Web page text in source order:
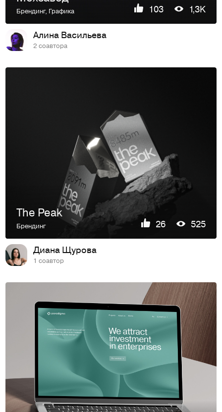
Брендинг, Графика 103 1,3K
Алина Васильева
2 соавтора
The Peak
Брендинг 26 525
Диана Щурова
1 соавтор